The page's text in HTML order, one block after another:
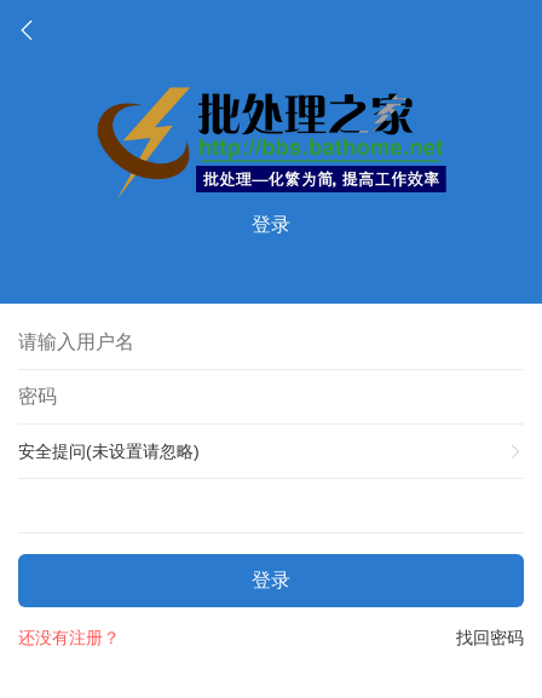
登录
安全提问(未设置请忽略)
登录
找回密码
还没有注册？